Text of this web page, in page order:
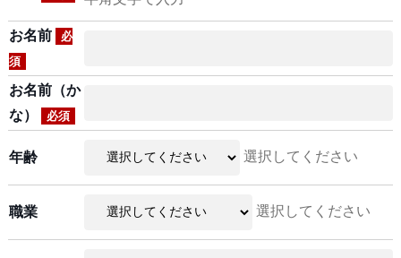
お名前
必
須
お名前（か
な）
必須
年齢 選択してください
職業 選択してください